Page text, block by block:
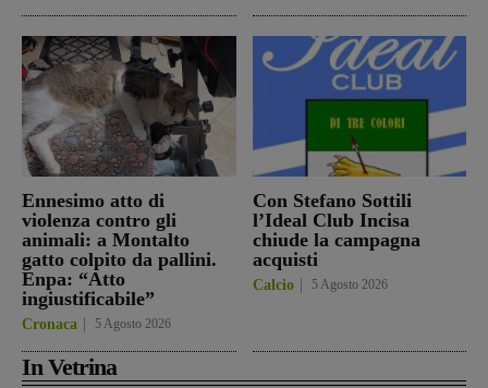
Ennesimo atto di
violenza contro gli
animali: a Montalto
gatto colpito da pallini.
Enpa: “Atto
ingiustificabile”
Cronaca 5 Agosto 2026
Con Stefano Sottili
l’Ideal Club Incisa
chiude la campagna
acquisti
Calcio 5 Agosto 2026
In Vetrina